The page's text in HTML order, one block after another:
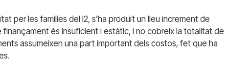
per les famílies del I2, s’ha produït un lleu increment de
finançament és insuficient i estàtic, i no cobreix la totalitat de
assumeixen una part important dels costos, fet que ha